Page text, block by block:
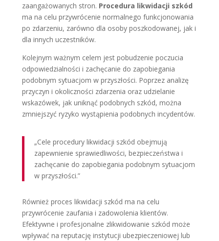
zaangażowanych stron. Procedura likwidacji szkód
ma na celu przywrócenie normalnego funkcjonowania
po zdarzeniu, zarówno dla osoby poszkodowanej, jak i
dla innych uczestników.
Kolejnym ważnym celem jest pobudzenie poczucia
odpowiedzialności i zachęcanie do zapobiegania
podobnym sytuacjom w przyszłości. Poprzez analizę
przyczyn i okoliczności zdarzenia oraz udzielanie
wskazówek, jak uniknąć podobnych szkód, można
zmniejszyć ryzyko wystąpienia podobnych incydentów.
„Cele procedury likwidacji szkód obejmują
zapewnienie sprawiedliwości, bezpieczeństwa i
zachęcanie do zapobiegania podobnym sytuacjom
w przyszłości.”
Również proces likwidacji szkód ma na celu
przywrócenie zaufania i zadowolenia klientów.
Efektywne i profesjonalne zlikwidowanie szkód może
wpływać na reputację instytucji ubezpieczeniowej lub